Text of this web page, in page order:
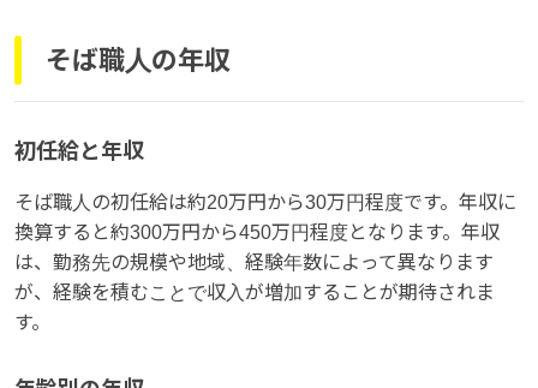
そば職人の年収
初任給と年収
そば職人の初任給は約20万円から30万円程度です。年収に
換算すると約300万円から450万円程度となります。年収
は、勤務先の規模や地域、経験年数によって異なります
が、経験を積むことで収入が増加することが期待されま
す。